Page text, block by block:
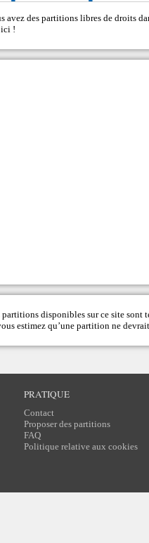
avez des partitions libres de droits
ici !
partitions disponibles sur ce site sont
estimez qu’une partition ne
PRATIQUE
Contact
Proposer des partitions
FAQ
Politique relative aux cookies